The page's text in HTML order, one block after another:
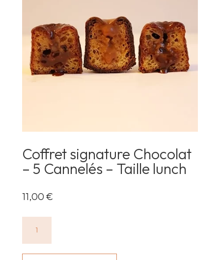
Coffret signature Chocolat
– 5 Cannelés – Taille lunch
11,00 €
Coffret
signature